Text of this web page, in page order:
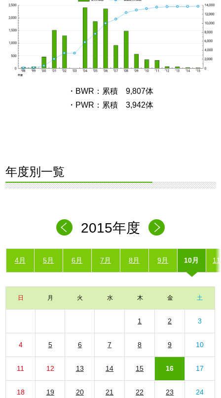
・BWR：累積 9,807体
・PWR：累積 3,942体
年度別一覧
2015年度
4月 5月 6月 7月 8月 9月 10月
日 月 火 水 木 金 土
1 2 3
4 5 6 7 8 9 10
11 12 13 14 15 16 17
18 19 20 21 22 23 24